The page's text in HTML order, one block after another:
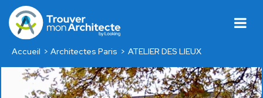
Accueil Architectes Paris ATELIER DES LIEUX